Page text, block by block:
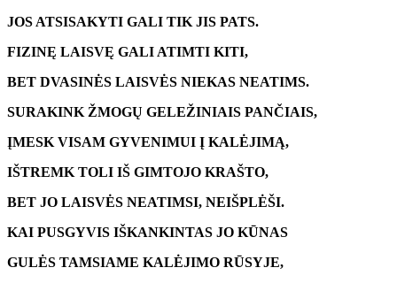
JOS ATSISAKYTI GALI TIK JIS PATS.
FIZINĘ LAISVĘ GALI ATIMTI KITI,
BET DVASINĖS LAISVĖS NIEKAS NEATIMS.
SURAKINK ŽMOGŲ GELEŽINIAIS PANČIAIS,
ĮMESK VISAM GYVENIMUI Į KALĖJIMĄ,
IŠTREMK TOLI IŠ GIMTOJO KRAŠTO,
BET JO LAISVĖS NEATIMSI, NEIŠPLĖŠI.
KAI PUSGYVIS IŠKANKINTAS JO KŪNAS
GULĖS TAMSIAME KALĖJIMO RŪSYJE,